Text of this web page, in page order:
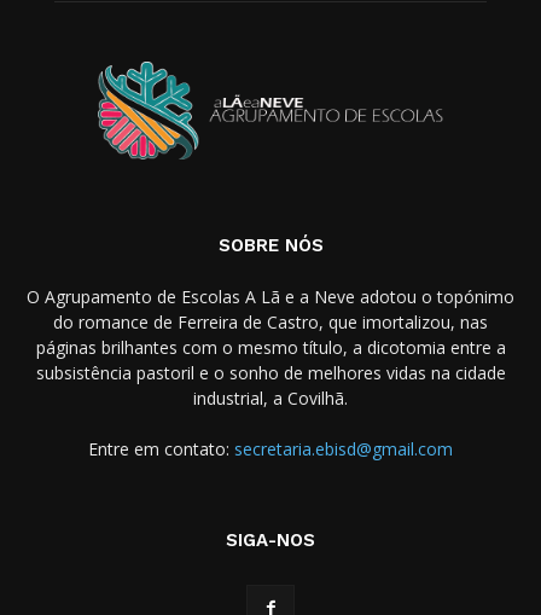
SOBRE NÓS
O Agrupamento de Escolas A Lã e a Neve adotou o topónimo
do romance de Ferreira de Castro, que imortalizou, nas
páginas brilhantes com o mesmo título, a dicotomia entre a
subsistência pastoril e o sonho de melhores vidas na cidade
industrial, a Covilhã.
Entre em contato: secretaria.ebisd@gmail.com
SIGA-NOS